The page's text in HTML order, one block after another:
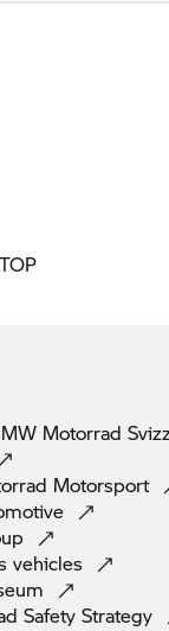
Motorrad
Motorsport
vehicles
Safety Strategy